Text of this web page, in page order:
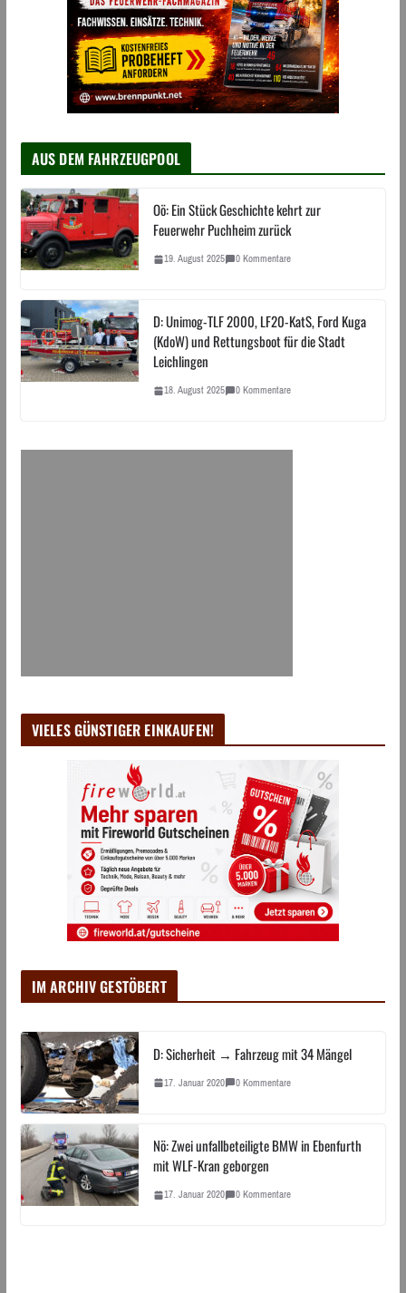
AUS DEM FAHRZEUGPOOL
Oö: Ein Stück Geschichte kehrt zur
Feuerwehr Puchheim zurück
19. August 2025 0 Kommentare
D: Unimog-TLF 2000, LF20-KatS, Ford Kuga
(KdoW) und Rettungsboot für die Stadt
Leichlingen
18. August 2025 0 Kommentare
VIELES GÜNSTIGER EINKAUFEN!
IM ARCHIV GESTÖBERT
D: Sicherheit → Fahrzeug mit 34 Mängel
17. Januar 2020 0 Kommentare
Nö: Zwei unfallbeteiligte BMW in Ebenfurth
mit WLF-Kran geborgen
17. Januar 2020 0 Kommentare